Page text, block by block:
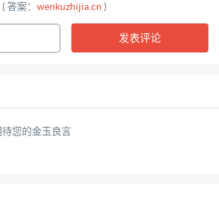
答案： wenkuzhijia.cn )
您的金玉良言